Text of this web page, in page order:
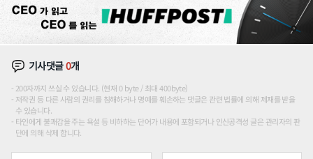
기사댓글0개
200자까지 쓰실 수 있습니다. (현재 0 byte / 최대 400byte)
저작권 등 다른 사람의 권리를 침해하거나 명예를 훼손하는 댓글은 관련 법률에 의해 제재를 받을
수 있습니다.
타인에게 불쾌감을 주는 욕설 등 비하하는 단어가 내용에 포함되거나 인신공격성 글은 관리자의 판
단에 의해 삭제 합니다.